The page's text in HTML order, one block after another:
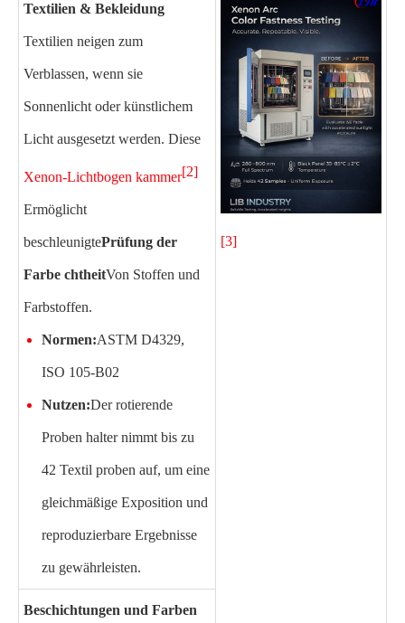
Textilien & Bekleidung
Textilien neigen zum
Verblassen, wenn sie
Sonnenlicht oder künstlichem
Licht ausgesetzt werden. Diese
Xenon-Lichtbogen kammer[2]
Ermöglicht
beschleunigtePrüfung der
Farbe chtheitVon Stoffen und
Farbstoffen.
Normen:ASTM D4329,
ISO 105-B02
Nutzen:Der rotierende
Proben halter nimmt bis zu
42 Textil proben auf, um eine
gleichmäßige Exposition und
reproduzierbare Ergebnisse
zu gewährleisten.
[3]
Beschichtungen und Farben